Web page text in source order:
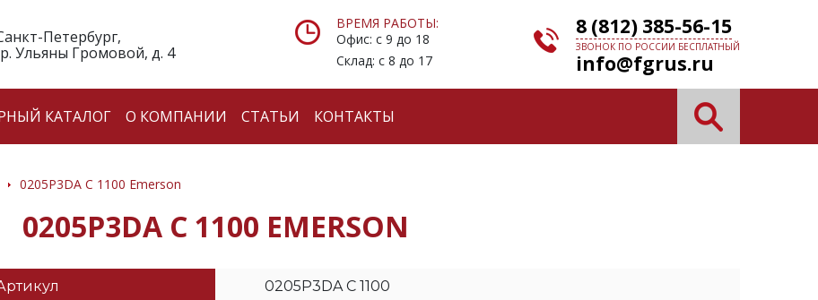
Петербург,
Ульяны Громовой, д. 4
ВРЕМЯ РАБОТЫ:
Офис: с 9 до 18
Склад: с 8 до 17
8 (812) 385-56-15
ЗВОНОК ПО РОССИИ БЕСПЛАТНЫЙ
info@fgrus.ru
КАТАЛОГ О КОМПАНИИ СТАТЬИ КОНТАКТЫ
0205P3DA C 1100 Emerson
0205P3DA C 1100 EMERSON
0205P3DA C 1100